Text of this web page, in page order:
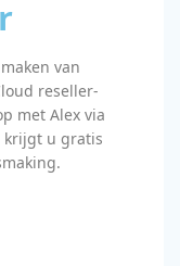
van
reseller-
met Alex via
krijgt u gratis